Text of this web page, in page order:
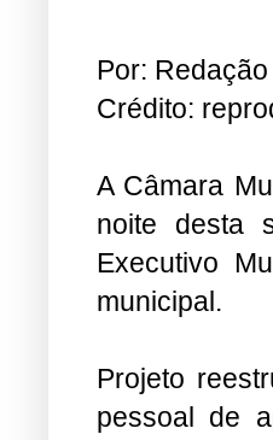
Por: Redação
Crédito:
A Câmara
noite desta
Executivo
municipal.
Projeto
pessoal de